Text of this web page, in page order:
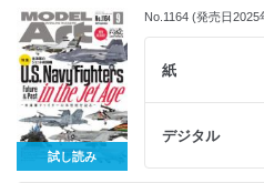
・内藤あんもが行く!オーストラリア陸
・ミニキヤコン2025審査結果発表
・第39回 関西AFVの会
・でものはつもの
・ブックレビュー
・リーダーズクラブ
2025.10.24発売
・アメリカ駆逐戦車M36 タミヤ1/35:
・アメリカ海軍駆逐艦 DD-445 フレ
勇太
・ガメラ（1996） エクスプラス1/
【連 載】
・ナナニイスポットライト：安藤隼也
・MA色彩ゼミナール
・艦船諸国漫遊記：鯨水庵八十八
・─2つのアプローチで楽しむ艦船模型
を作り込む
日本海軍 駆逐艦 雪風 ピットロード
・無塗装組み立て品で見る各社の「雪風
・継承 雪風1941 ～ 1945
日本海軍 駆逐艦 雪風1945（ハイディ
日本海軍 駆逐艦 陽炎 就役時（ハイデ
ピットロード1/700：Kamigiri
・新作映画情報『雪風 YUKIKAZE』
試し読み
No.1164 (発売日2025
紙
デジタル